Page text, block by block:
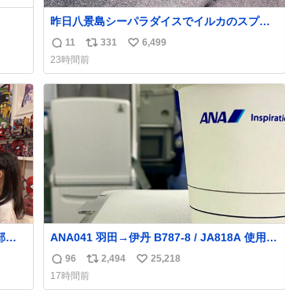
昨日八景島シーパラダイスでイルカのスプラ
ッシュを浴びたらゲソのおまけがついてきま
した。誰の食べカスかわからないけど、とて
も愛おしいです。こんなおまけまで付けても
らって感謝しかありません。 #ふれあいラグ
ーン #横浜八景島シーパラダイス
返
信
数
11
リ
ポ
ス
ト
331
い
ね
数
6,499
23時間前
ANA041 羽田→伊丹 B787-8 / JA818A 使用機
到着遅れにつき 「安全に支障ない範囲で1分1
秒でも遅延回復に努めております」と機長の
気合い十分！ が、フライトは順調に進みす
返
信
96
リ
ポ
2,494
い
25,218
17時間前